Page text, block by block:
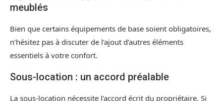
meublés
Bien que certains équipements de base soient obligatoires,
n’hésitez pas à discuter de l’ajout d’autres éléments
essentiels à votre confort.
Sous-location : un accord préalable
La sous-location nécessite l’accord écrit du propriétaire. Si